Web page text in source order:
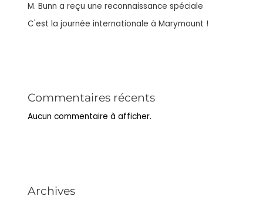
M. Bunn a reçu une reconnaissance spéciale
C'est la journée internationale à Marymount !
Commentaires récents
Aucun commentaire à afficher.
Archives